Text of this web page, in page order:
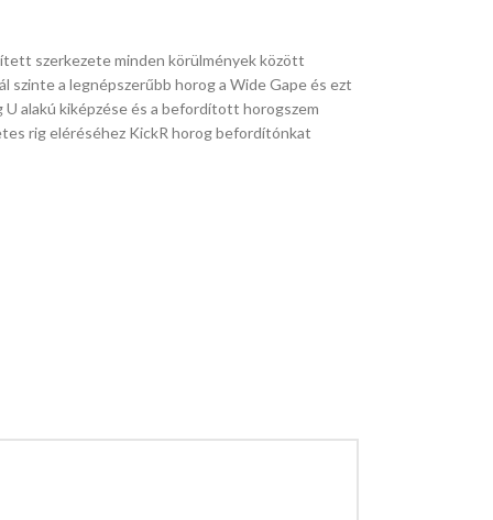
szerkezete minden körülmények között
szinte a legnépszerűbb horog a Wide Gape és ezt
alakú kiképzése és a befordított horogszem
rig eléréséhez KickR horog befordítónkat